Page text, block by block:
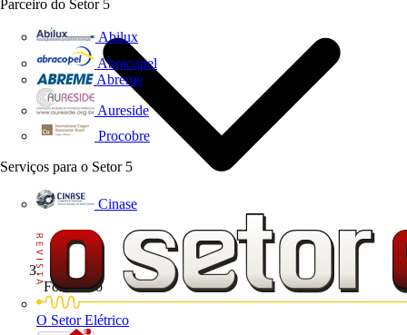
Parceiro do Setor 5
Abilux
Abracopel
Abreme
Aureside
Procobre
Serviços para o Setor 5
Cinase
O Setor Elétrico
Formativo